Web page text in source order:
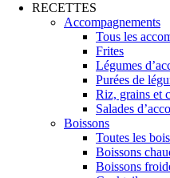
RECETTES
Accompagnements
Tous les
Frites
Légumes
Purées de
Riz, grains et
Salades
Boissons
Toutes les
Boissons
Boissons